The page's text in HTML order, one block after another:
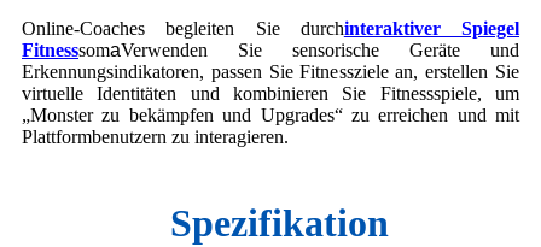
Online-Coaches begleiten Sie durchinteraktiver Spiegel
FitnesssomaVerwenden Sie sensorische Geräte und
Erkennungsindikatoren, passen Sie Fitnessziele an, erstellen Sie
virtuelle Identitäten und kombinieren Sie Fitnessspiele, um
„Monster zu bekämpfen und Upgrades“ zu erreichen und mit
Plattformbenutzern zu interagieren.
Spezifikation